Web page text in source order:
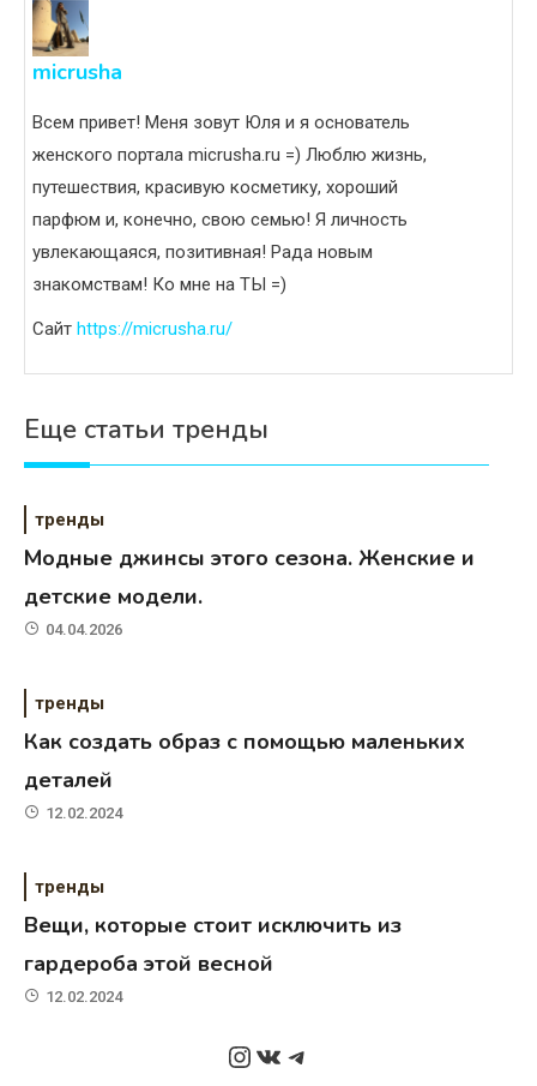
micrusha
Всем привет! Меня зовут Юля и я основатель
женского портала micrusha.ru =) Люблю жизнь,
путешествия, красивую косметику, хороший
парфюм и, конечно, свою семью! Я личность
увлекающаяся, позитивная! Рада новым
знакомствам! Ко мне на ТЫ =)
Сайт https://micrusha.ru/
Еще статьи тренды
тренды
Модные джинсы этого сезона. Женские и
детские модели.
04.04.2026
тренды
Как создать образ с помощью маленьких
деталей
12.02.2024
тренды
Вещи, которые стоит исключить из
гардероба этой весной
12.02.2024
Instagram
ВКонтакте
Telegram